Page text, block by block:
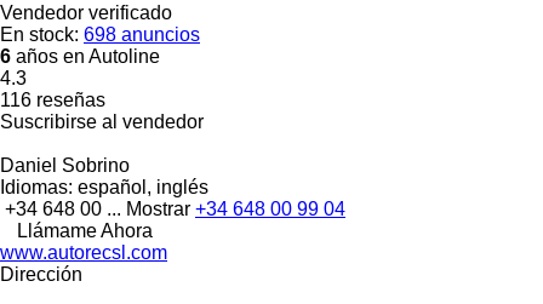
Vendedor verificado
En stock: 698 anuncios
6 años en Autoline
4.3
116 reseñas
Suscribirse al vendedor
Daniel Sobrino
Idiomas: español, inglés
+34 648 00 ... Mostrar +34 648 00 99 04
Llámame Ahora
www.autorecsl.com
Dirección